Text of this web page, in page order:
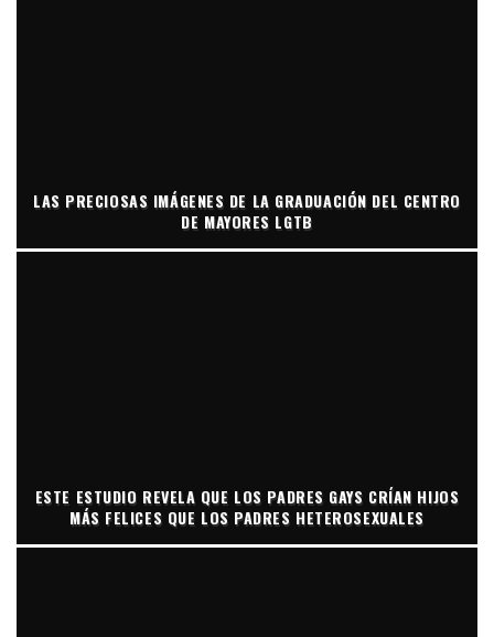
LAS PRECIOSAS IMÁGENES DE LA GRADUACIÓN DEL CENTRO
DE MAYORES LGTB
ESTE ESTUDIO REVELA QUE LOS PADRES GAYS CRÍAN HIJOS
MÁS FELICES QUE LOS PADRES HETEROSEXUALES